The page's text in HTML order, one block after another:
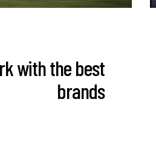
with the best
brands